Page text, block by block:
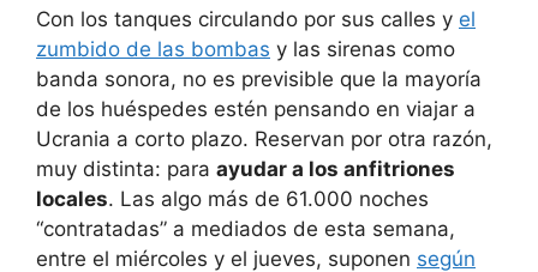
Con los tanques circulando por sus calles y el
zumbido de las bombas y las sirenas como
banda sonora, no es previsible que la mayoría
de los huéspedes estén pensando en viajar a
Ucrania a corto plazo. Reservan por otra razón,
muy distinta: para ayudar a los anfitriones
locales. Las algo más de 61.000 noches
“contratadas” a mediados de esta semana,
entre el miércoles y el jueves, suponen según